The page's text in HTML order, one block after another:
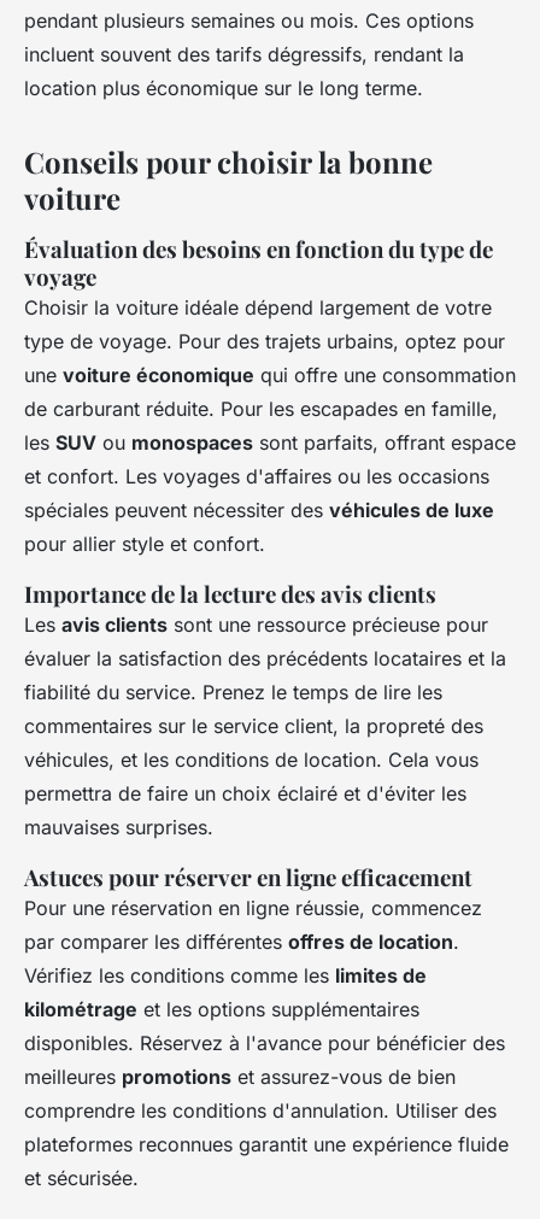
pendant plusieurs semaines ou mois. Ces options
incluent souvent des tarifs dégressifs, rendant la
location plus économique sur le long terme.
Conseils pour choisir la bonne
voiture
Évaluation des besoins en fonction du type de
voyage
Choisir la voiture idéale dépend largement de votre
type de voyage. Pour des trajets urbains, optez pour
une voiture économique qui offre une consommation
de carburant réduite. Pour les escapades en famille,
les SUV ou monospaces sont parfaits, offrant espace
et confort. Les voyages d'affaires ou les occasions
spéciales peuvent nécessiter des véhicules de luxe
pour allier style et confort.
Importance de la lecture des avis clients
Les avis clients sont une ressource précieuse pour
évaluer la satisfaction des précédents locataires et la
fiabilité du service. Prenez le temps de lire les
commentaires sur le service client, la propreté des
véhicules, et les conditions de location. Cela vous
permettra de faire un choix éclairé et d'éviter les
mauvaises surprises.
Astuces pour réserver en ligne efficacement
Pour une réservation en ligne réussie, commencez
par comparer les différentes offres de location.
Vérifiez les conditions comme les limites de
kilométrage et les options supplémentaires
disponibles. Réservez à l'avance pour bénéficier des
meilleures promotions et assurez-vous de bien
comprendre les conditions d'annulation. Utiliser des
plateformes reconnues garantit une expérience fluide
et sécurisée.